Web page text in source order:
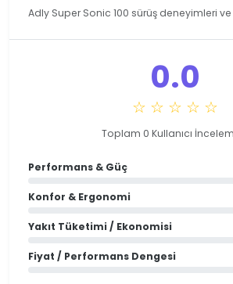
Adly Super Sonic 100 sürüş deneyimleri ve
0.0
☆ ☆ ☆ ☆ ☆
Toplam 0 Kullanıcı
Performans & Güç
Konfor & Ergonomi
Yakıt Tüketimi / Ekonomisi
Fiyat / Performans Dengesi